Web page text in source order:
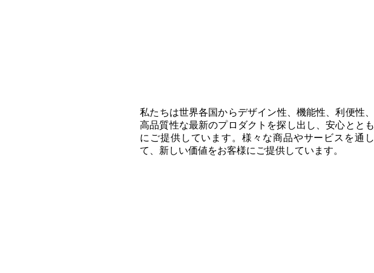
​私たちは世界各国からデザイン性、機能性、利便性、
高品質性な最新のプロダクトを探し出し、安心ととも
にご提供しています。様々な商品やサービスを通し
て、新しい価値をお客様にご提供しています。